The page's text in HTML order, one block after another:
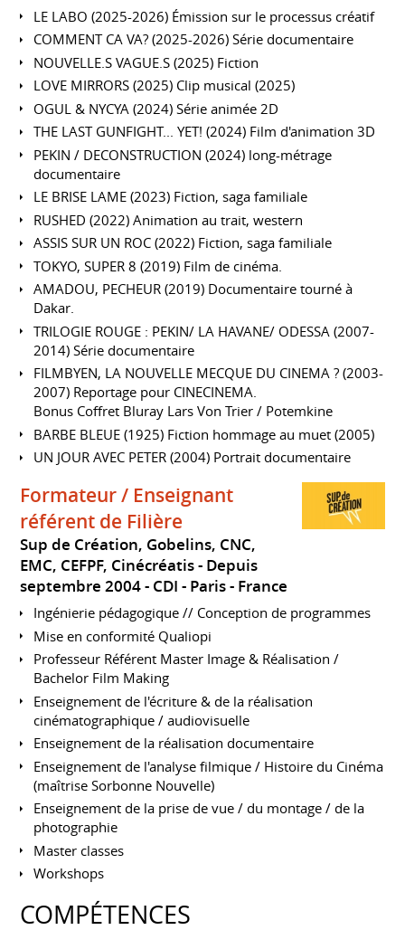
LE LABO (2025-2026) Émission sur le processus créatif
COMMENT CA VA? (2025-2026) Série documentaire
NOUVELLE.S VAGUE.S (2025) Fiction
LOVE MIRRORS (2025) Clip musical (2025)
OGUL & NYCYA (2024) Série animée 2D
THE LAST GUNFIGHT... YET! (2024) Film d'animation 3D
PEKIN / DECONSTRUCTION (2024) long-métrage
documentaire
LE BRISE LAME (2023) Fiction, saga familiale
RUSHED (2022) Animation au trait, western
ASSIS SUR UN ROC (2022) Fiction, saga familiale
TOKYO, SUPER 8 (2019) Film de cinéma.
AMADOU, PECHEUR (2019) Documentaire tourné à
Dakar.
TRILOGIE ROUGE : PEKIN/ LA HAVANE/ ODESSA (2007-
2014) Série documentaire
FILMBYEN, LA NOUVELLE MECQUE DU CINEMA ? (2003-
2007) Reportage pour CINECINEMA.
Bonus Coffret Bluray Lars Von Trier / Potemkine
BARBE BLEUE (1925) Fiction hommage au muet (2005)
UN JOUR AVEC PETER (2004) Portrait documentaire
Formateur / Enseignant
référent de Filière
Sup de Création, Gobelins, CNC,
EMC, CEFPF, Cinécréatis
Depuis
septembre 2004 CDI Paris France
Ingénierie pédagogique // Conception de programmes
Mise en conformité Qualiopi
Professeur Référent Master Image & Réalisation /
Bachelor Film Making
Enseignement de l'écriture & de la réalisation
cinématographique / audiovisuelle
Enseignement de la réalisation documentaire
Enseignement de l'analyse filmique / Histoire du Cinéma
(maîtrise Sorbonne Nouvelle)
Enseignement de la prise de vue / du montage / de la
photographie
Master classes
Workshops
COMPÉTENCES